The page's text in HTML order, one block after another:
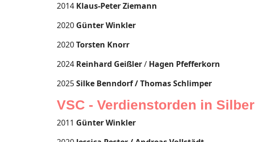
2014 Klaus-Peter Ziemann
2020 Günter Winkler
2020Torsten Knorr
2024 Reinhard Geißler/ Hagen Pfefferkorn
2025Silke Benndorf / Thomas Schlimper
VSC - Verdienstorden in Silber
2011 Günter Winkler